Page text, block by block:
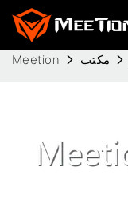
Meetion مكتب